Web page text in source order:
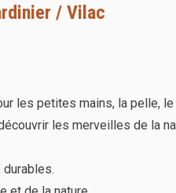
/ Vilac
les petites mains, la pelle,
les merveilles de la
durables.